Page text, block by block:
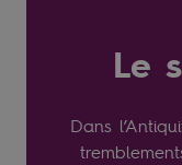
Le
Dans